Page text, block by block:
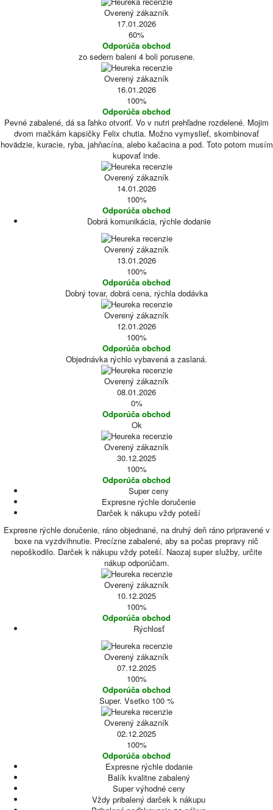
Overený zákazník
17.01.2026
60%
Odporúča obchod
zo sedem baleni 4 boli porusene.
Overený zákazník
16.01.2026
100%
Odporúča obchod
Pevné zabalené, dá sa ľahko otvoriť. Vo v nutri prehľadne rozdelené. Mojim
dvom mačkám kapsičky Felix chutia. Možno vymyslieť, skombinovať
hovädzie, kuracie, ryba, jahňacína, alebo kačacina a pod. Toto potom musím
kupovať inde.
Overený zákazník
14.01.2026
100%
Odporúča obchod
Dobrá komunikácia, rýchle dodanie
Overený zákazník
13.01.2026
100%
Odporúča obchod
Dobrý tovar, dobrá cena, rýchla dodávka
Overený zákazník
12.01.2026
100%
Odporúča obchod
Objednávka rýchlo vybavená a zaslaná.
Overený zákazník
08.01.2026
0%
Odporúča obchod
Ok
Overený zákazník
30.12.2025
100%
Odporúča obchod
Super ceny
Expresne rýchle doručenie
Darček k nákupu vždy poteší
Expresne rýchle doručenie, ráno objednané, na druhý deň ráno pripravené v
boxe na vyzdvihnutie. Precízne zabalené, aby sa počas prepravy nič
nepoškodilo. Darček k nákupu vždy poteší. Naozaj super služby, určite
nákup odporúčam.
Overený zákazník
10.12.2025
100%
Odporúča obchod
Rýchlosť
Overený zákazník
07.12.2025
100%
Odporúča obchod
Super. Vsetko 100 %
Overený zákazník
02.12.2025
100%
Odporúča obchod
Expresne rýchle dodanie
Balík kvalitne zabalený
Super výhodné ceny
Vždy pribalený darček k nákupu